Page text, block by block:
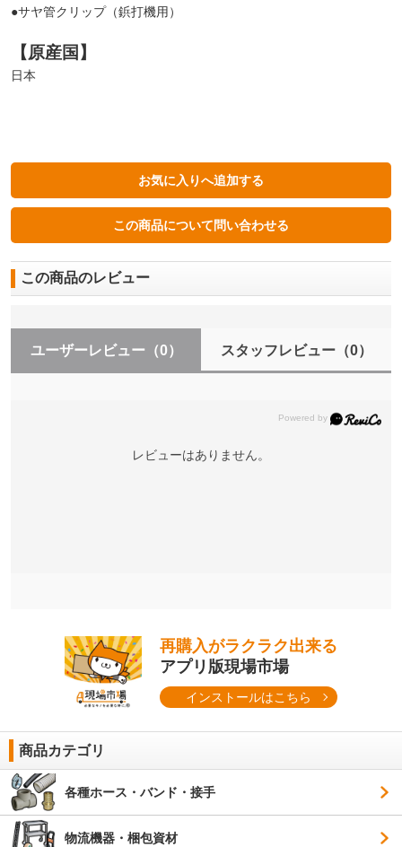
●サヤ管クリップ（鋲打機用）
【原産国】
日本
この商品のレビュー
ユーザーレビュー （0） スタッフレビュー（0）
レビューはありません。
再購入がラクラク出来る
アプリ版現場市場
インストールはこちら
商品カテゴリ
各種ホース・バンド・接手
物流機器・梱包資材